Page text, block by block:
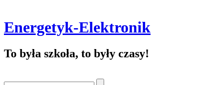
Energetyk-Elektronik
To była szkoła, to były czasy!